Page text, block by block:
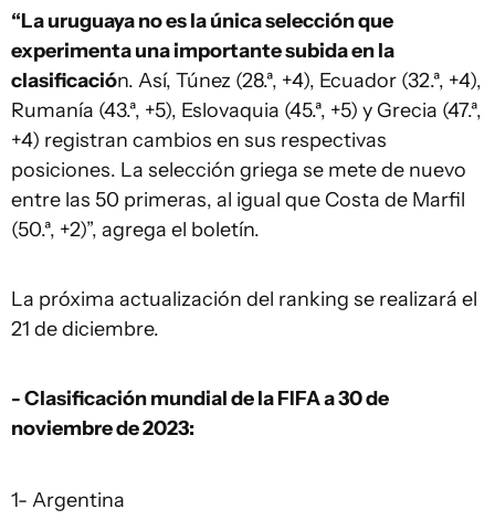
“La uruguaya no es la única selección que
experimenta una importante subida en la
clasificación. Así, Túnez (28.ª, +4), Ecuador (32.ª, +4),
Rumanía (43.ª, +5), Eslovaquia (45.ª, +5) y Grecia (47.ª,
+4) registran cambios en sus respectivas
posiciones. La selección griega se mete de nuevo
entre las 50 primeras, al igual que Costa de Marfil
(50.ª, +2)”, agrega el boletín.
La próxima actualización del ranking se realizará el
21 de diciembre.
- Clasificación mundial de la FIFA a 30 de
noviembre de 2023:
1- Argentina